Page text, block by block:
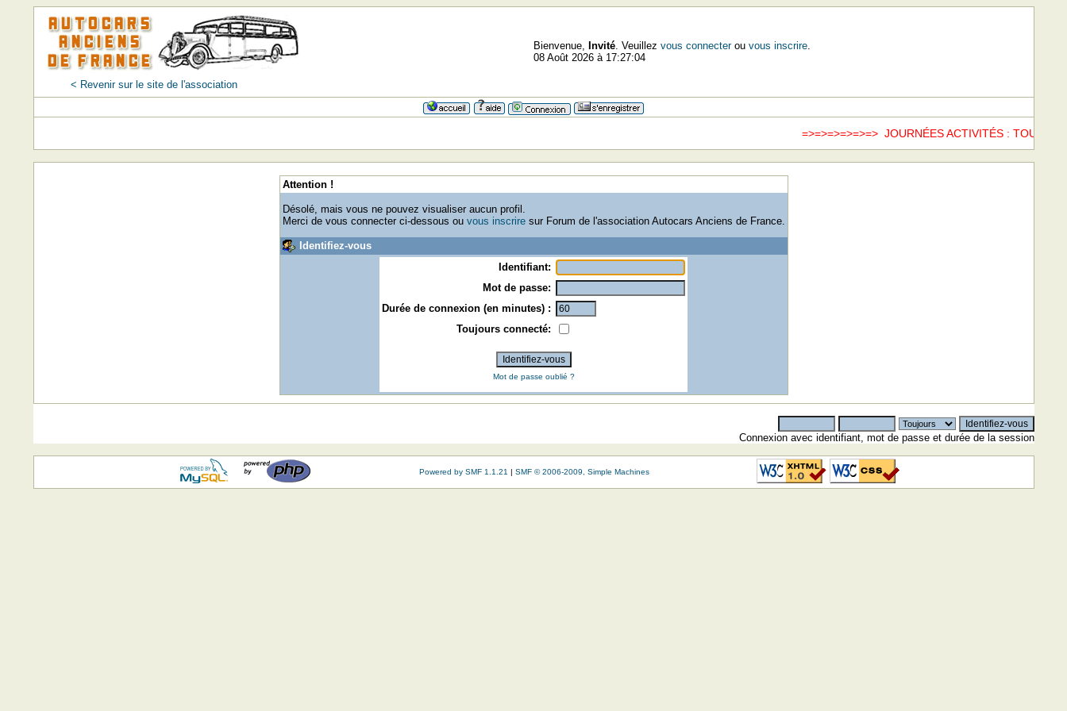
< Revenir sur le site de l'association
Bienvenue, Invité. Veuillez vous connecterou vous inscrire.
08 Août 2026 à 17:27:04
=>=>=>=>=>=> JOURNÉES ACTIVITÉS : TOUS
Attention !
Désolé, mais vous ne pouvez visualiser aucun profil.
Merci de vous connecter ci-dessous ou vous inscriresur Forum de l'association Autocars Anciens de France.
Identifiez-vous
Identifiant:
Mot de passe:
Durée de connexion (en minutes) :
Toujours connecté:
Mot de passe oublié ?
Connexion avec identifiant, mot de passe et durée de la session
Powered by SMF 1.1.21 | SMF © 2006-2009, Simple Machines